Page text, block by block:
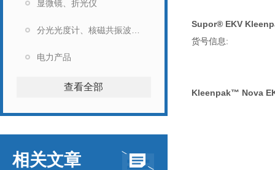
显微镜、折光仪
电力产品
查看全部
相关文章
Supor® EKV
货号信息:
Kleenpak™ Nova